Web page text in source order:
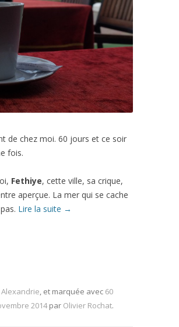
de chez moi. 60 jours et ce soir
fois.
Fethiye, cette ville, sa crique,
aperçue. La mer qui se cache
Lire la suite →
Alexandrie, et marquée avec 60
2014 par Olivier Rochat.